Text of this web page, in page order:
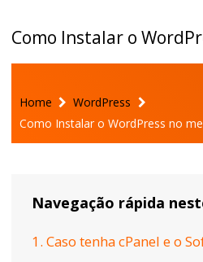
Como Instalar o
Home
WordPress
Como Instalar o WordPress no
Navegação rápida
1. Caso tenha cPanel e o